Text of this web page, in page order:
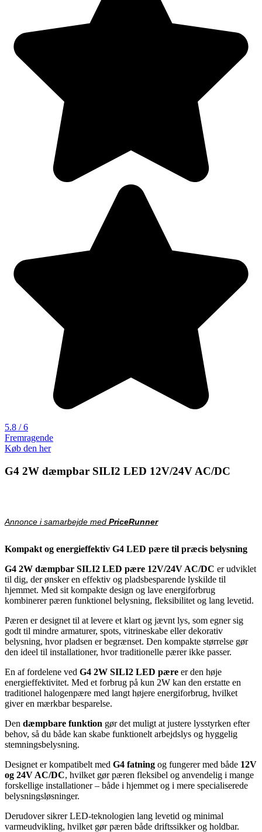
5.8 / 6
Fremragende
Køb den her
G4 2W dæmpbar SILI2 LED 12V/24V AC/DC
Annonce i samarbejde med PriceRunner
Kompakt og energieffektiv G4 LED pære til præcis belysning
G4 2W dæmpbar SILI2 LED pære 12V/24V AC/DC er udviklet
til dig, der ønsker en effektiv og pladsbesparende lyskilde til
hjemmet. Med sit kompakte design og lave energiforbrug
kombinerer pæren funktionel belysning, fleksibilitet og lang levetid.
Pæren er designet til at levere et klart og jævnt lys, som egner sig
godt til mindre armaturer, spots, vitrineskabe eller dekorativ
belysning, hvor pladsen er begrænset. Den kompakte størrelse gør
den ideel til installationer, hvor traditionelle pærer ikke passer.
En af fordelene ved G4 2W SILI2 LED pære er den høje
energieffektivitet. Med et forbrug på kun 2W kan den erstatte en
traditionel halogenpære med langt højere energiforbrug, hvilket
giver en mærkbar besparelse.
Den dæmpbare funktion gør det muligt at justere lysstyrken efter
behov, så du både kan skabe funktionelt arbejdslys og hyggelig
stemningsbelysning.
Designet er kompatibelt med G4 fatning og fungerer med både 12V
og 24V AC/DC, hvilket gør pæren fleksibel og anvendelig i mange
forskellige installationer – både i hjemmet og i mere specialiserede
belysningsløsninger.
Derudover sikrer LED-teknologien lang levetid og minimal
varmeudvikling, hvilket gør pæren både driftssikker og holdbar.